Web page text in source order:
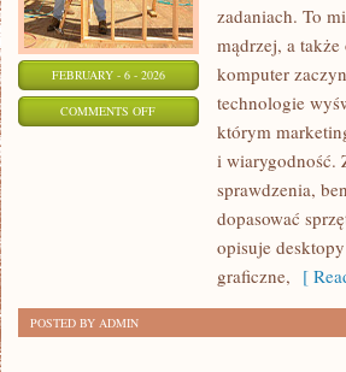
FEBRUARY - 6 - 2026
COMMENTS OFFON
KOMPUTEROWY
zadaniach. To
mądrzej, a
komputer
technologie
którym
i wiarygodność.
sprawdzenia,
dopasować
opisuje
graficzne, [
POSTED BY ADMIN